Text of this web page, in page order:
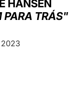
中文
LATINE
HANSEN
PARA TRÁS"